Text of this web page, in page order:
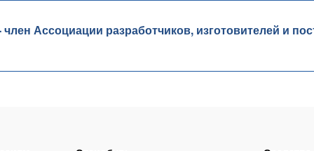
Ассоциации разработчиков, изготовителей и